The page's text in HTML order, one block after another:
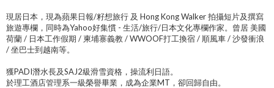
現居日本，現為蘋果日報/籽想旅行 及 Hong Kong Walker 拍攝短片及撰寫
旅遊專欄，同時為Yahoo好集慣 - 生活/旅行/日本文化專欄作家。曾居 美國
荷蘭 / 日本工作假期 / 柬埔寨義教 / WWOOF打工換宿 / 順風車 / 沙發衝浪
/ 坐巴士到越南等。
獲PADI潛水長及SAJ2級滑雪資格，操流利日語。
於理工酒店管理系一級榮譽畢業，成為企業MT，卻回歸自由。